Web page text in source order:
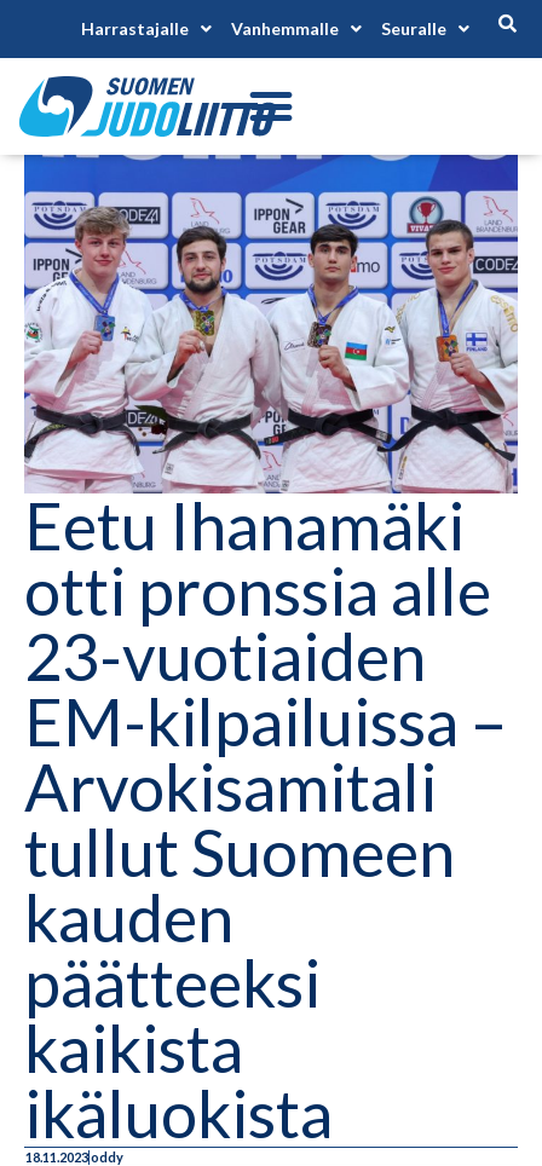
Harrastajalle Vanhemmalle Seuralle
Eetu Ihanamäki
otti pronssia alle
23-vuotiaiden
EM-kilpailuissa –
Arvokisamitali
tullut Suomeen
kauden
päätteeksi
kaikista
ikäluokista
18.11.2023oddy